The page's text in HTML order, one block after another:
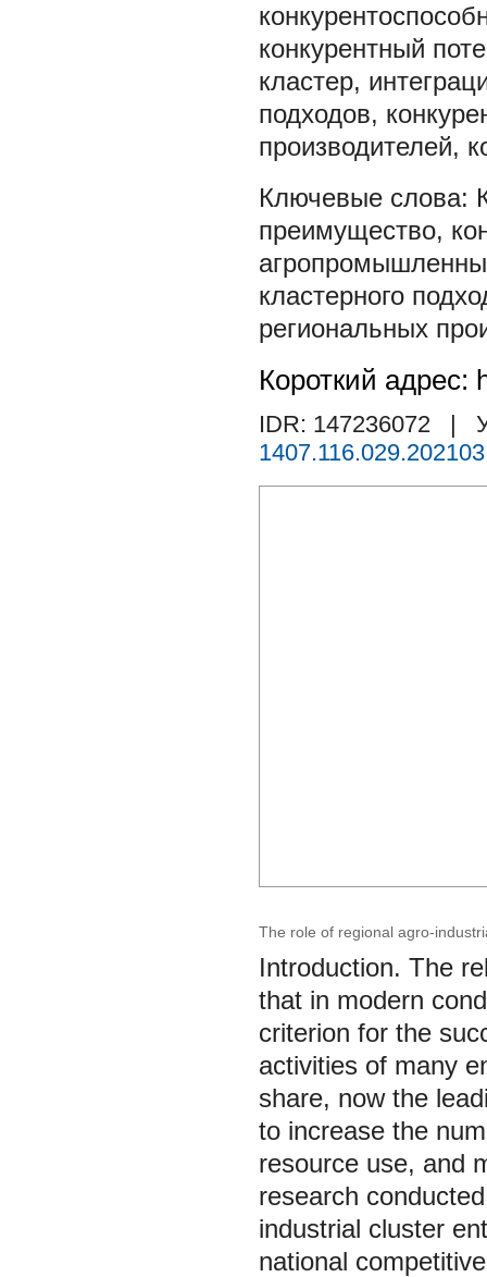
конкурентный
кластер,
подходов,
производителей,
преимущество,
кластерного
региональных
Короткий адрес:
IDR: 147236072
|
The role of regional agro-
Introduction. The
that in modern
criterion for the
activities of many
share, now the
to increase the
resource use, and
research
industrial cluster
national